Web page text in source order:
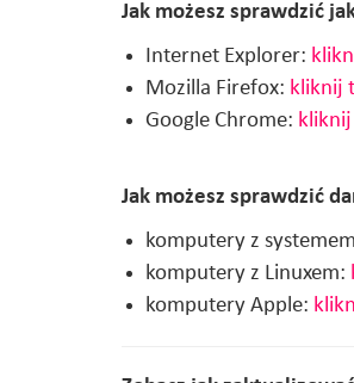
Jak możesz sprawdzić
Internet Explorer:
Mozilla Firefox: kliknij
Google Chrome:
Jak możesz sprawdzić
komputery z
komputery z Linuxem:
komputery Apple: